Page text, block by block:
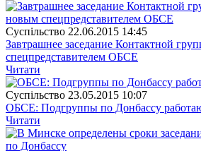
Суспiльство 22.06.2015 14:45
Завтрашнее заседание Контактной
спецпредставителем ОБСЕ
Читати
Суспiльство 23.05.2015 10:07
ОБСЕ: Подгруппы по Донбассу
Читати